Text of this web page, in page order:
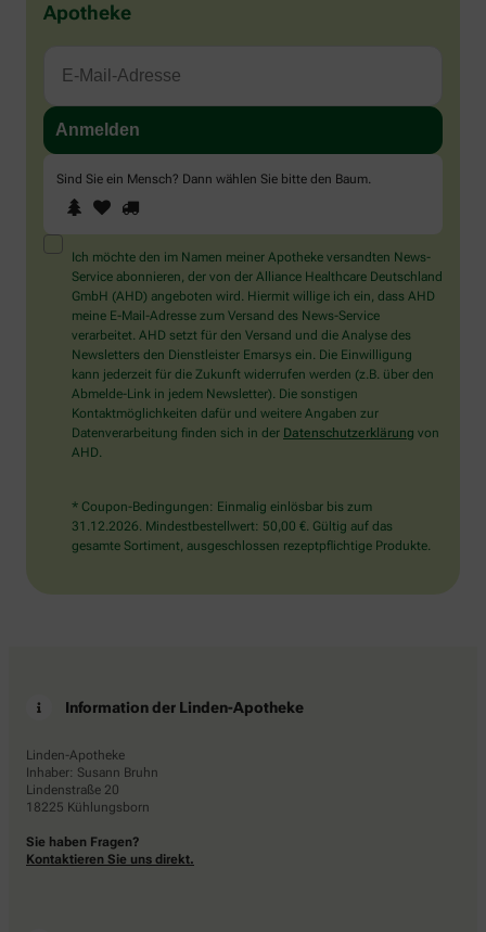
Apotheke
Sind Sie ein Mensch? Dann wählen Sie bitte den Baum.
Sind
Sie
ein
Mensch?
Dann
wählen
Sie
bitte
den
Baum.
1 2
Ich möchte den im Namen meiner Apotheke versandten News-
Service abonnieren, der von der Alliance Healthcare Deutschland
GmbH (AHD) angeboten wird. Hiermit willige ich ein, dass AHD
meine E-Mail-Adresse zum Versand des News-Service
verarbeitet. AHD setzt für den Versand und die Analyse des
Newsletters den Dienstleister Emarsys ein. Die Einwilligung
kann jederzeit für die Zukunft widerrufen werden (z.B. über den
Abmelde-Link in jedem Newsletter). Die sonstigen
Kontaktmöglichkeiten dafür und weitere Angaben zur
Datenverarbeitung finden sich in der Datenschutzerklärung von
AHD.
* Coupon-Bedingungen: Einmalig einlösbar bis zum
31.12.2026. Mindestbestellwert: 50,00 €. Gültig auf das
gesamte Sortiment, ausgeschlossen rezeptpflichtige Produkte.
Information der Linden-Apotheke
Linden-Apotheke
Inhaber: Susann Bruhn
Lindenstraße 20
18225 Kühlungsborn
Sie haben Fragen?
Kontaktieren Sie uns direkt.